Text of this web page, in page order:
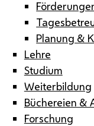
Planung &
Lehre
Studium
Weiterbildung
Büchereien &
Forschung